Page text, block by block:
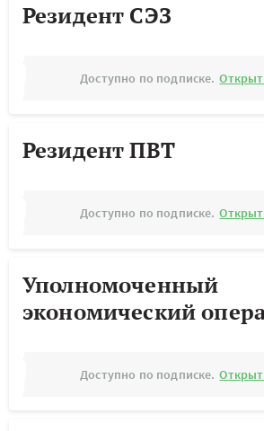
Резидент СЭЗ
Доступно по подписке.
Резидент ПВТ
Доступно по подписке.
Уполномоченный
экономический
Доступно по подписке.